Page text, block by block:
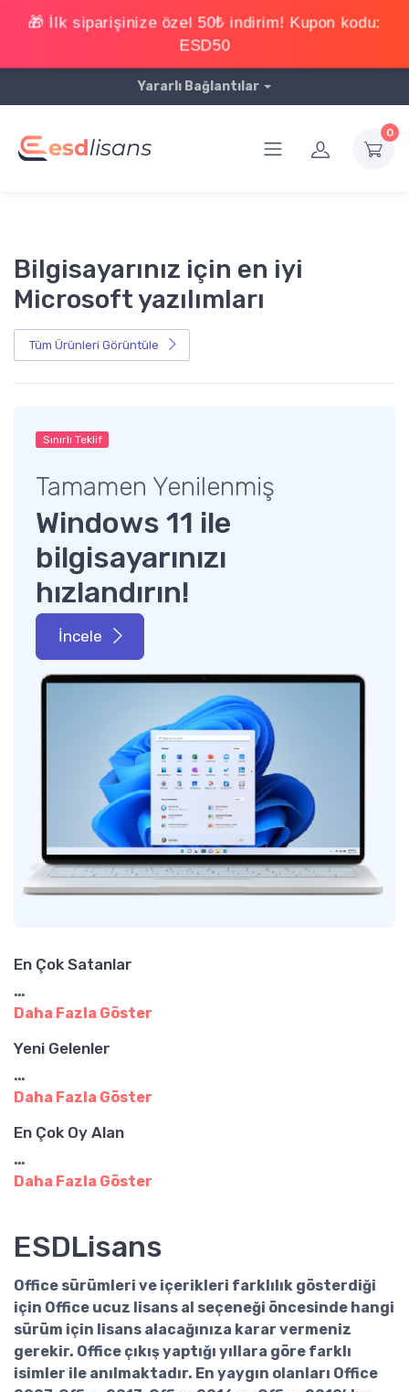
Yararlı Bağlantılar
0
Bilgisayarınız için en iyi
Microsoft yazılımları
Tüm Ürünleri Görüntüle
Sınırlı Teklif
Tamamen Yenilenmiş
Windows 11 ile
bilgisayarınızı
hızlandırın!
İncele
En Çok Satanlar
…
Daha Fazla Göster
Yeni Gelenler
…
Daha Fazla Göster
En Çok Oy Alan
…
Daha Fazla Göster
ESDLisans
Office sürümleri ve içerikleri farklılık gösterdiği
için Office ucuz lisans al seçeneği öncesinde hangi
sürüm için lisans alacağınıza karar vermeniz
gerekir. Office çıkış yaptığı yıllara göre farklı
isimler ile anılmaktadır. En yaygın olanları Office